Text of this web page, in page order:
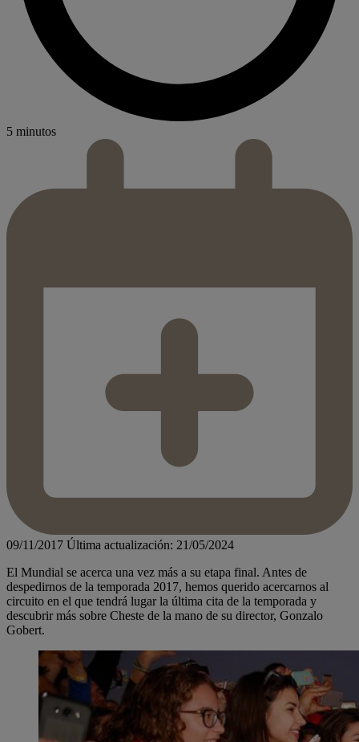
5 minutos
09/11/2017 Última actualización: 21/05/2024
El Mundial se acerca una vez más a su etapa final. Antes de
despedirnos de la temporada 2017, hemos querido acercarnos al
circuito en el que tendrá lugar la última cita de la temporada y
descubrir más sobre Cheste de la mano de su director, Gonzalo
Gobert.